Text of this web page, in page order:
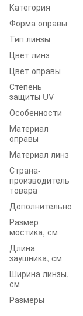
Категория
Форма оправы
Тип линзы
Цвет линз
Цвет оправы
Степень
защиты UV
Особенности
Материал
оправы
Материал линз
Страна-
производитель
товара
Дополнительно
Размер
мостика, см
Длина
заушника, см
Ширина линзы,
см
Размеры